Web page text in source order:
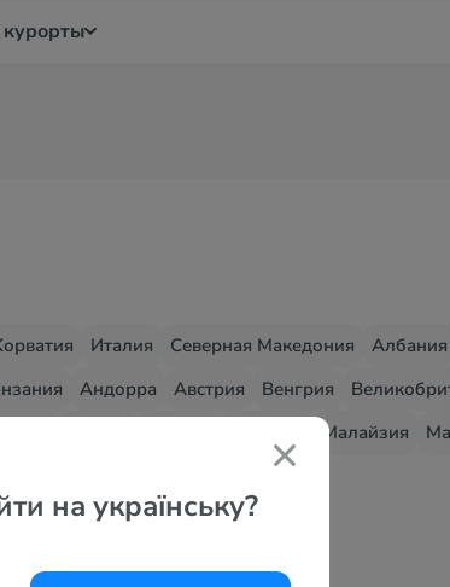
на українську?
курорты
Италия Северная Македония Албания
Андорра Австрия Венгрия
Малайзия